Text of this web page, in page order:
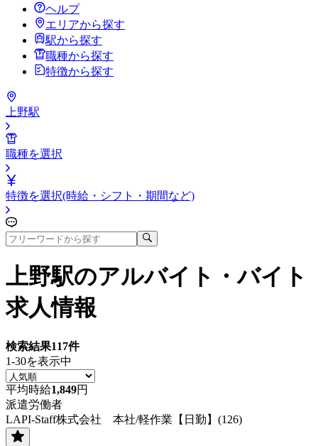
ヘルプ
エリアから探す
駅から探す
職種から探す
特徴から探す
上野駅
職種を選択
特徴を選択(時給・シフト・期間など)
上野駅のアルバイト・バイト
求人情報
検索結果117件
1-30を表示中
平均時給1,849円
派遣労働者
LAPI-Staff株式会社 本社/軽作業【日勤】(126)